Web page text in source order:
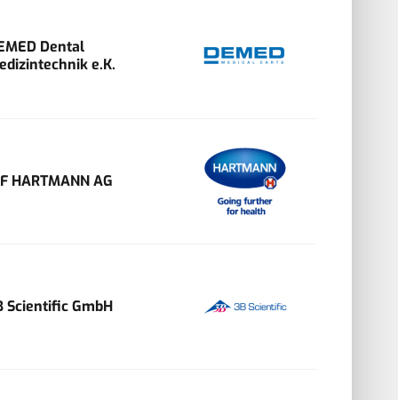
Dental
e.K.
HARTMANN AG
Scientific GmbH